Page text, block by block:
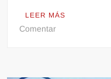
LEER MÁS
Comentaren